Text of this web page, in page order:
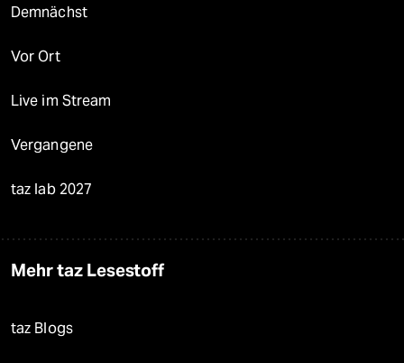
Demnächst
Vor Ort
Live im Stream
Vergangene
taz lab 2027
Mehr taz Lesestoff
taz Blogs